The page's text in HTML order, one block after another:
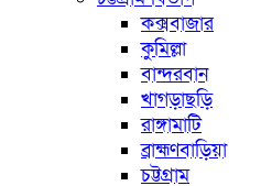
কক্সবাজার
কুমিল্লা
বান্দরবান
খাগড়াছড়ি
রাঙ্গামাটি
ব্রাহ্মণবাড়িয়া
চট্টগ্রাম